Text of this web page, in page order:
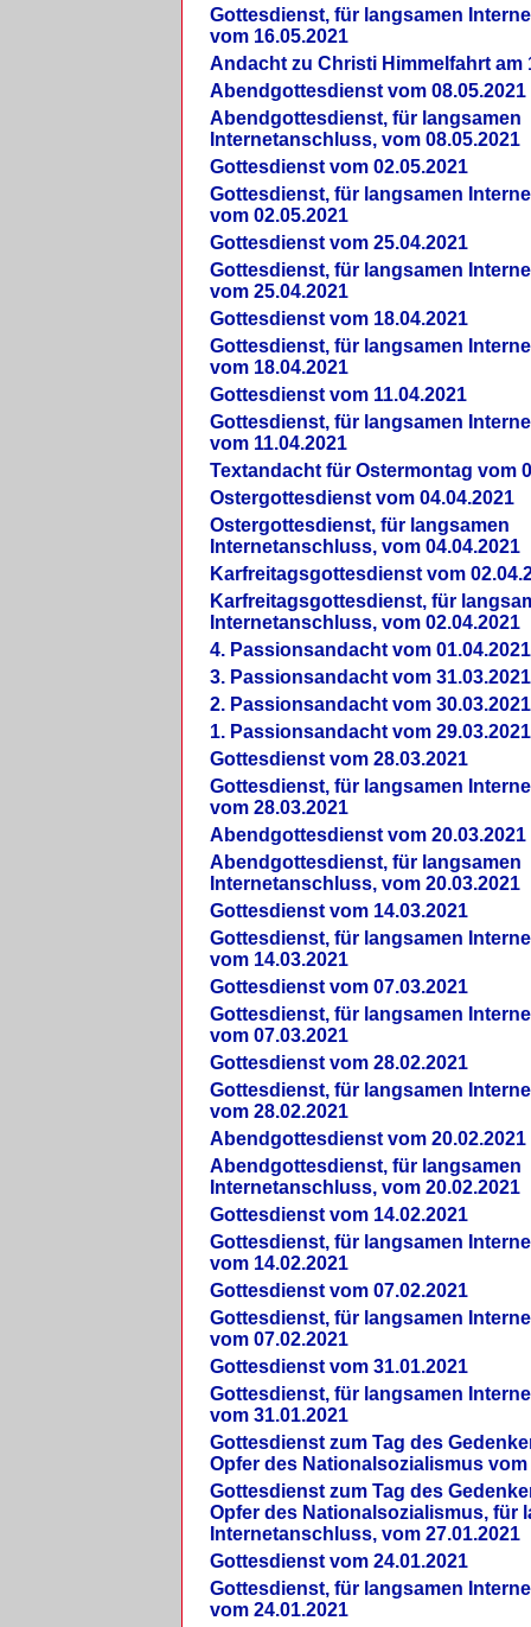
Gottesdienst, für langsamen
vom 16.05.2021
Andacht zu Christi Himmelfahrt am
Abendgottesdienst vom 08.05.2021
Abendgottesdienst, für langsamen
Internetanschluss, vom 08.05.2021
Gottesdienst vom 02.05.2021
Gottesdienst, für langsamen
vom 02.05.2021
Gottesdienst vom 25.04.2021
Gottesdienst, für langsamen
vom 25.04.2021
Gottesdienst vom 18.04.2021
Gottesdienst, für langsamen
vom 18.04.2021
Gottesdienst vom 11.04.2021
Gottesdienst, für langsamen
vom 11.04.2021
Textandacht für Ostermontag vom
Ostergottesdienst vom 04.04.2021
Ostergottesdienst, für langsamen
Internetanschluss, vom 04.04.2021
Karfreitagsgottesdienst vom
Karfreitagsgottesdienst, für
Internetanschluss, vom 02.04.2021
4. Passionsandacht vom 01.04.2021
3. Passionsandacht vom 31.03.2021
2. Passionsandacht vom 30.03.2021
1. Passionsandacht vom 29.03.2021
Gottesdienst vom 28.03.2021
Gottesdienst, für langsamen
vom 28.03.2021
Abendgottesdienst vom 20.03.2021
Abendgottesdienst, für langsamen
Internetanschluss, vom 20.03.2021
Gottesdienst vom 14.03.2021
Gottesdienst, für langsamen
vom 14.03.2021
Gottesdienst vom 07.03.2021
Gottesdienst, für langsamen
vom 07.03.2021
Gottesdienst vom 28.02.2021
Gottesdienst, für langsamen
vom 28.02.2021
Abendgottesdienst vom 20.02.2021
Abendgottesdienst, für langsamen
Internetanschluss, vom 20.02.2021
Gottesdienst vom 14.02.2021
Gottesdienst, für langsamen
vom 14.02.2021
Gottesdienst vom 07.02.2021
Gottesdienst, für langsamen
vom 07.02.2021
Gottesdienst vom 31.01.2021
Gottesdienst, für langsamen
vom 31.01.2021
Gottesdienst zum Tag des
Opfer des Nationalsozialismus vom
Gottesdienst zum Tag des
Opfer des Nationalsozialismus, für
Internetanschluss, vom 27.01.2021
Gottesdienst vom 24.01.2021
Gottesdienst, für langsamen
vom 24.01.2021